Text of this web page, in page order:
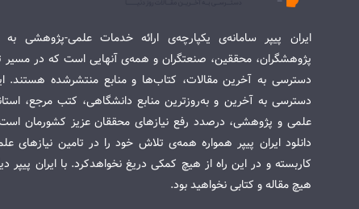
ایران پیپر سامانه‌ی یکپارچه‌ی ارائه خدمات علمی-پژوهشی به
پژوهشگران، محققین، صنعتگران و همه‌ی آنهایی است که در مسیر
دسترسی به آخرین مقالات، کتاب‌ها و منابع منتشرشده هستند.
دسترسی به آخرین و به‌روزترین منابع دانشگاهی، کتب مرجع،
علمی و پژوهشی، درصدد رفع نیازهای محققان عزیز کشورمان
دانلود ایران پیپر همواره همه‌ی تلاش خود را در تامین نیازهای
کاربسته و در این راه از هیچ کمکی دریغ نخواهدکرد. با ایران پیپر
هیچ مقاله و کتابی نخواهید بود.